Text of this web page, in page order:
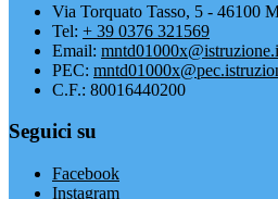
Via Torquato Tasso, 5 - 46100
Tel: + 39 0376 321569
Email:
PEC:
C.F.: 80016440200
Seguici su
Facebook
Instagram